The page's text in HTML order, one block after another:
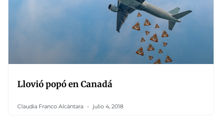
Llovió popó en Canadá
Claudia Franco Alcántara julio 4, 2018